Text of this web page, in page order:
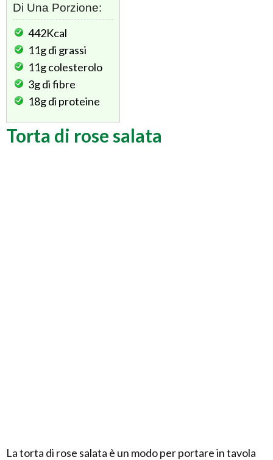
Di Una Porzione:
442Kcal
11gdi grassi
11gcolesterolo
3gdi fibre
18gdi proteine
Torta di rose salata
La torta di rose salata è un modo per portare in tavola